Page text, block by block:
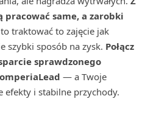
pracować same, a zarobki
traktować to zajęcie jak
szybki sposób na zysk. Połącz
sprawdzonego
— a Twoje
efekty i stabilne przychody.